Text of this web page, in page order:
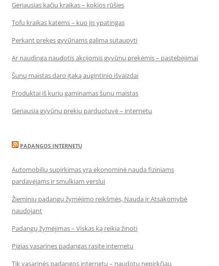
Geriausias kačių kraikas – kokios rūšies
Tofu kraikas katėms – kuo jis ypatingas
Perkant prekes gyvūnams galima sutaupyti
Ar naudinga naudotis akcijomis gyvūnų prekėmis – pastebėjimai
Šunų maistas daro įtaką augintinio išvaizdai
Produktai iš kurių gaminamas šunų maistas
Geriausia gyvūnų prekių parduotuvė – internetu
PADANGOS INTERNETU
Automobilių supirkimas yra ekonominė nauda fiziniams
pardavėjams ir smulkiam verslui
Žieminių padangų žymėjimo reikšmės, Nauda ir Atsakomybė
naudojant
Padangų žymėjimas – Viskas ką reikia žinoti
Pigias vasarines padangas rasite internetu
Tik vasarinės padangos internetu – naudotų nepirkčiau